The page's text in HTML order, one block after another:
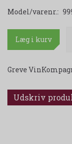
Model/varenr.:
Læg i kurv
Greve
Udskriv